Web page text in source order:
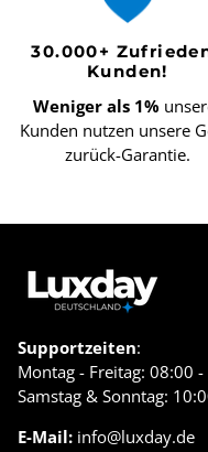
30.000+
Kunden!
Weniger als 1%
Kunden nutzen unsere
zurück-Garantie.
Supportzeiten:
Montag - Freitag: 08:00 -
Samstag & Sonntag:
E-Mail: info@luxday.de